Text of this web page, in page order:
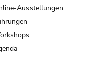
Ausstellungen